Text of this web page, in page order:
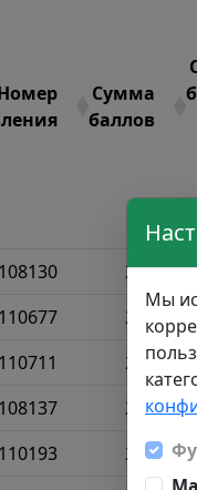
Сумма
баллов
277
274
253
236
213
Мы